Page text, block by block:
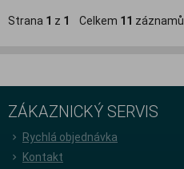
Strana 1 z 1 Celkem 11 záznamů
ZÁKAZNICKÝ SERVIS
Rychlá objednávka
Kontakt